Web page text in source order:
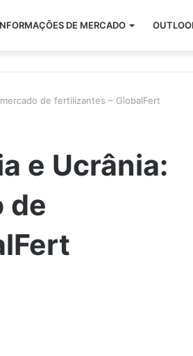
DE MERCADO
de fertilizantes – GlobalFert
e Ucrânia:
de